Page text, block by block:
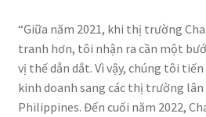
“Giữa năm 2021, khi thị trường
tranh hơn, tôi nhận ra cần một
vị thế dẫn dắt. Vì vậy, chúng tôi
kinh doanh sang các thị trường lân
Philippines. Đến cuối năm 2022,